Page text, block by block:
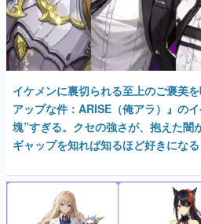
イケメンに裏切られる至上のご褒美
アップな件：ARISE（俺アラ）』の
塊”すぎる。クセの強さが、抱えた
ギャップを知れば知るほど好きになる